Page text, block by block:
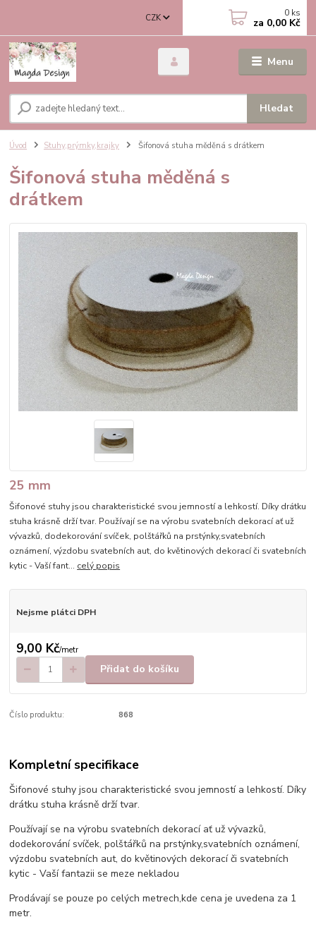
Menu
CZK
Hledat
0 ks
za 0,00 Kč
Úvod Stuhy,prýmky,krajky Šifonová stuha měděná s drátkem
Šifonová stuha měděná s
drátkem
25 mm
Šifonové stuhy jsou charakteristické svou jemností a lehkostí. Díky drátku
stuha krásně drží tvar. Používají se na výrobu svatebních dekorací ať už
vývazků, dodekorování svíček, polštářků na prstýnky,svatebních
oznámení, výzdobu svatebních aut, do květinových dekorací či svatebních
kytic - Vaší fant... celý popis
Nejsme plátci DPH
9,00 Kč/metr
Přidat do košíku
Číslo produktu: 868
Kompletní specifikace
Šifonové stuhy jsou charakteristické svou jemností a lehkostí. Díky
drátku stuha krásně drží tvar.
Používají se na výrobu svatebních dekorací ať už vývazků,
dodekorování svíček, polštářků na prstýnky,svatebních oznámení,
výzdobu svatebních aut, do květinových dekorací či svatebních
kytic - Vaší fantazii se meze nekladou
Prodávají se pouze po celých metrech,kde cena je uvedena za 1
metr.